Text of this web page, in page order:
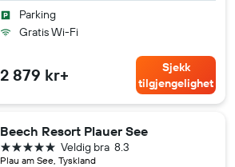
Parking
Gratis Wi-Fi
2 879 kr+
Sjekk
tilgjengelighet
Beech Resort Plauer See
Plau am See, Tyskland
8.3
Veldig bra
5 stjerner